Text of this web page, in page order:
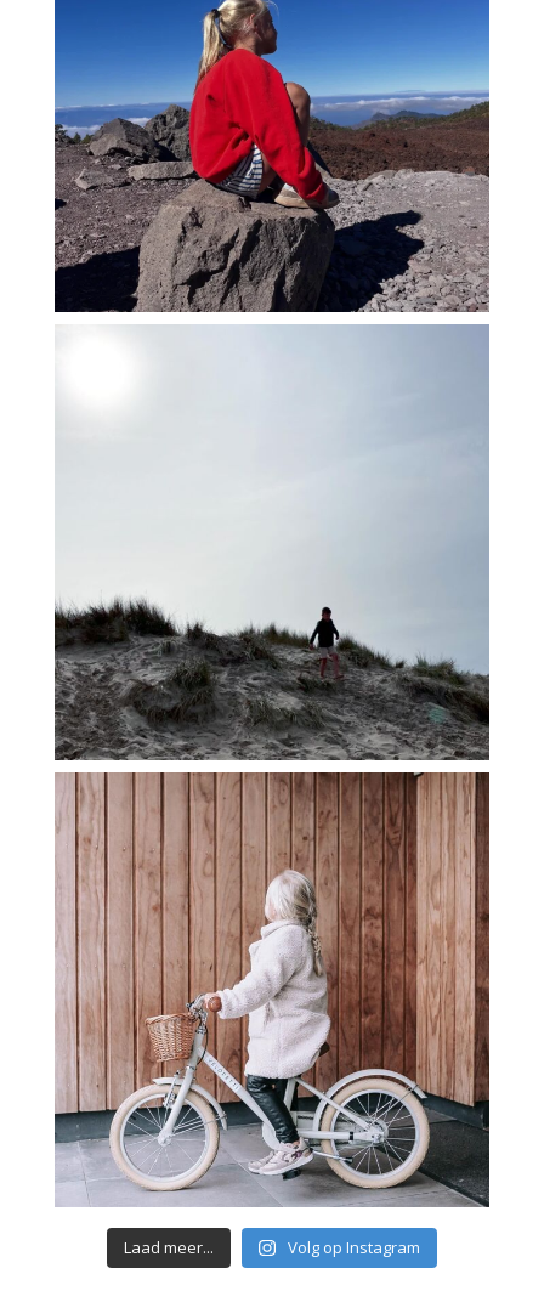
Laad meer... Volg op Instagram